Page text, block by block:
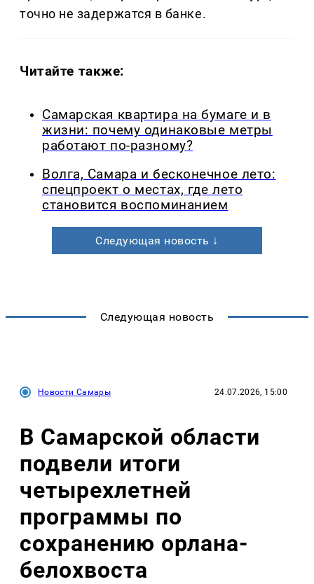
точно не задержатся в банке.
Читайте также:
Самарская квартира на бумаге и в
жизни: почему одинаковые метры
работают по-разному?
Волга, Самара и бесконечное лето:
спецпроект о местах, где лето
становится воспоминанием
Следующая новость ↓
Следующая новость
Новости Самары 24.07.2026, 15:00
В Самарской области
подвели итоги
четырехлетней
программы по
сохранению орлана-
белохвоста